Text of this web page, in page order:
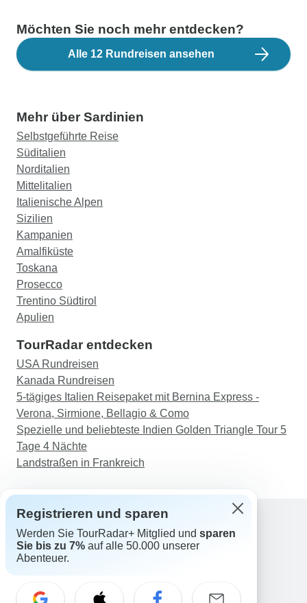
Möchten Sie noch mehr entdecken?
Alle 12 Rundreisen ansehen
Mehr über Sardinien
Selbstgeführte Reise
Süditalien
Norditalien
Mittelitalien
Italienische Alpen
Sizilien
Kampanien
Amalfiküste
Toskana
Prosecco
Trentino Südtirol
Apulien
TourRadar entdecken
USA Rundreisen
Kanada Rundreisen
5-tägiges Italien Reisepaket mit Bernina Express -
Verona, Sirmione, Bellagio & Como
Spezielle und beliebteste Indien Golden Triangle Tour 5
Tage 4 Nächte
Landstraßen in Frankreich
Support
Kontakt
Registrieren und sparen
Werden Sie TourRadar+ Mitglied und sparen
Sie bis zu 7% auf alle 50.000 unserer
Abenteuer.